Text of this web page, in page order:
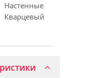
Настенные
Кварцевый